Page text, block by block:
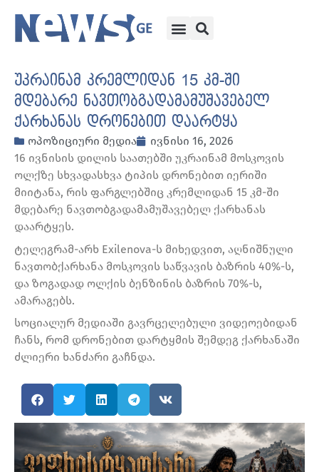
უკრაინამ კრემლიდან 15 კმ-ში
მდებარე ნავთობგადამამუშავებელ
ქარხანას დრონებით დაარტყა
ოპოზიციური მედია
ივნისი 16, 2026
16 ივნისის დილის საათებში უკრაინამ მოსკოვის
ოლქზე სხვადასხვა ტიპის დრონებით იერიში
მიიტანა, რის ფარგლებშიც კრემლიდან 15 კმ-ში
მდებარე ნავთობგადამამუშავებელ ქარხანას
დაარტყეს.
ტელეგრამ-არხ Exilenova-ს მიხედვით, აღნიშნული
ნავთობქარხანა მოსკოვის საწვავის ბაზრის 40%-ს,
და ზოგადად ოლქის ბენზინის ბაზრის 70%-ს,
ამარაგებს.
სოციალურ მედიაში გავრცელებული ვიდეოებიდან
ჩანს, რომ დრონებით დარტყმის შემდეგ ქარხანაში
ძლიერი ხანძარი გაჩნდა.